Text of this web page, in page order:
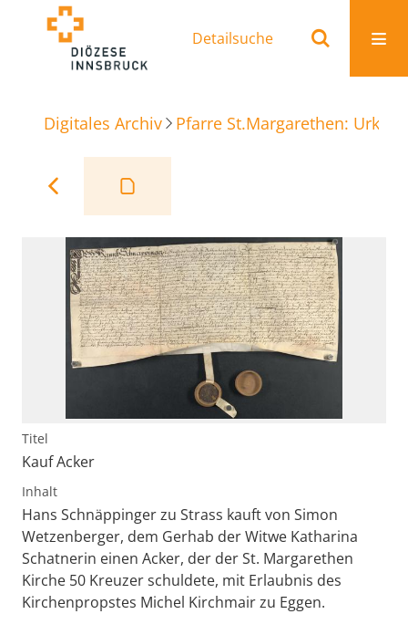
Detailsuche
Digitales Archiv Pfarre St.Margarethen:
Titel
Kauf Acker
Inhalt
Hans Schnäppinger zu Strass kauft von Simon
Wetzenberger, dem Gerhab der Witwe Katharina
Schatnerin einen Acker, der der St. Margarethen
Kirche 50 Kreuzer schuldete, mit Erlaubnis des
Kirchenpropstes Michel Kirchmair zu Eggen.